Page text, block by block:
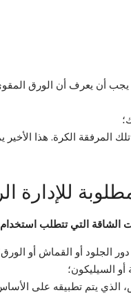
أن يعرف أن الورق
المرفقة الكرة. هذا
للإدارة
الشاقة التي تتطلب
الجلود أو القماش أو
السيليكون؛
الذي يتم تطبيقه على